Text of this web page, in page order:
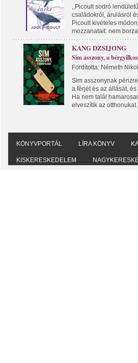
,,Picoult sodró
családokról, árulásról
Picoult kivételes
mozzanatait: nem
KANG DZSIJONG
Sim asszony, a bérgyilkos
Fordította: Németh
Sim asszonynak
a férjét és az állását,
Ha nem talál
elveszítik az otthonukat.
KÖNYVPORTÁL LÍRA KÖNYV
KISKERESKEDELEM